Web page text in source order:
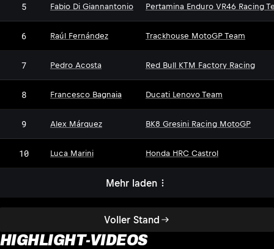
Voller Stand
5 Fabio Di Giannantonio Pertamina Enduro VR46 Racing
6 Raúl Fernández Trackhouse MotoGP Team
7 Pedro Acosta Red Bull KTM Factory Racing
8 Francesco Bagnaia Ducati Lenovo Team
9 Alex Márquez BK8 Gresini Racing MotoGP
10 Luca Marini Honda HRC Castrol
Mehr laden
HIGHLIGHT-VIDEOS